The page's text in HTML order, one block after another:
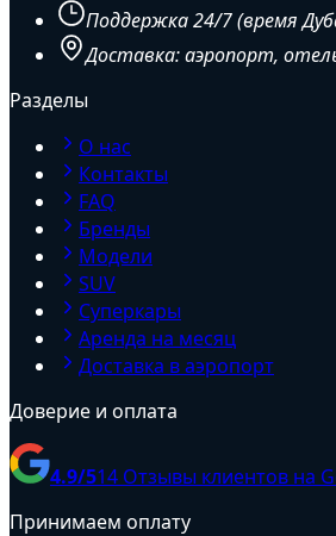
Поддержка 24/7 (время
Доставка: аэропорт,
Разделы
О нас
Контакты
FAQ
Бренды
Модели
SUV
Суперкары
Аренда на месяц
Доставка в аэропорт
Доверие и оплата
4.9/514 Отзывы клиентов на
Принимаем оплату